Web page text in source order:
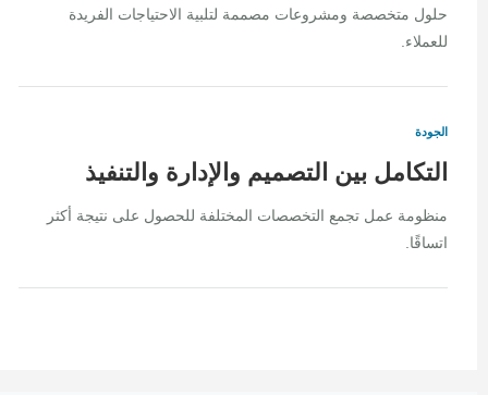
حلول متخصصة ومشروعات مصممة لتلبية الاحتياجات الفريدة
للعملاء.
الجودة
التكامل بين التصميم والإدارة والتنفيذ
منظومة عمل تجمع التخصصات المختلفة للحصول على نتيجة أكثر
اتساقًا.